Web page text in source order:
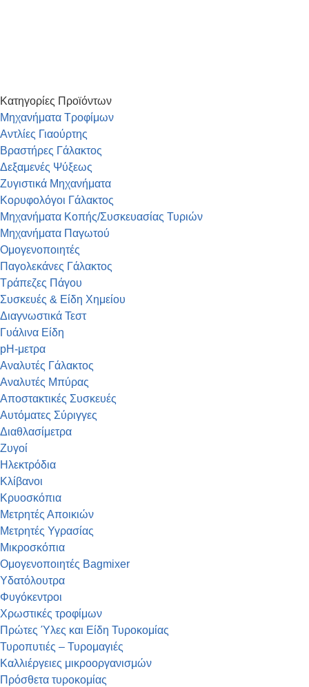
Κατηγορίες Προϊόντων
Μηχανήματα Τροφίμων
Αντλίες Γιαούρτης
Βραστήρες Γάλακτος
Δεξαμενές Ψύξεως
Ζυγιστικά Μηχανήματα
Κορυφολόγοι Γάλακτος
Μηχανήματα Κοπής/Συσκευασίας Τυριών
Μηχανήματα Παγωτού
Ομογενοποιητές
Παγολεκάνες Γάλακτος
Τράπεζες Πάγου
Συσκευές & Είδη Χημείου
Διαγνωστικά Τεστ
Γυάλινα Είδη
pH-μετρα
Αναλυτές Γάλακτος
Αναλυτές Μπύρας
Αποστακτικές Συσκευές
Αυτόματες Σύριγγες
Διαθλασίμετρα
Ζυγοί
Ηλεκτρόδια
Κλίβανοι
Κρυοσκόπια
Μετρητές Αποικιών
Μετρητές Υγρασίας
Μικροσκόπια
Ομογενοποιητές Bagmixer
Υδατόλουτρα
Φυγόκεντροι
Χρωστικές τροφίμων
Πρώτες Ύλες και Είδη Τυροκομίας
Τυροπυτιές – Τυρομαγιές
Καλλιέργειες μικροοργανισμών
Πρόσθετα τυροκομίας